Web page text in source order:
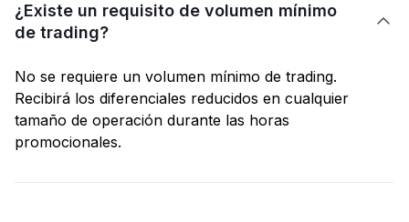
¿Existe un requisito de volumen mínimo
de trading?

No se requiere un volumen mínimo de trading.
Recibirá los diferenciales reducidos en cualquier
tamaño de operación durante las horas
promocionales.